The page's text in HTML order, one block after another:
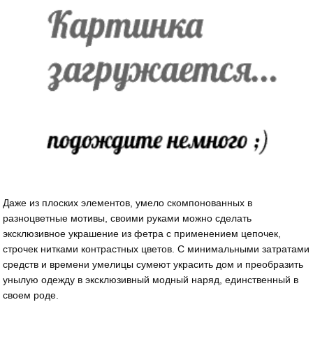
Даже из плоских элементов, умело скомпонованных в
разноцветные мотивы, своими руками можно сделать
эксклюзивное украшение из фетра с применением цепочек,
строчек нитками контрастных цветов. С минимальными затратами
средств и времени умелицы сумеют украсить дом и преобразить
унылую одежду в эксклюзивный модный наряд, единственный в
своем роде.